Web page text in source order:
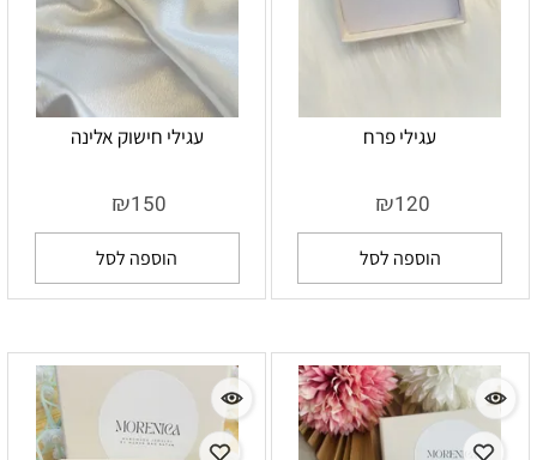
עגילי פרח
₪120
הוספה לסל
עגילי חישוק אלינה
₪150
הוספה לסל